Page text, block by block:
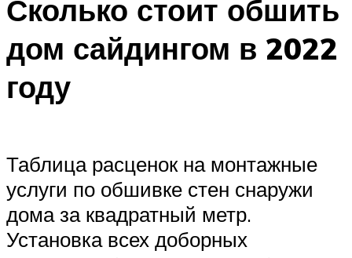
Сколько стоит обшить
дом сайдингом в 2022
году
Таблица расценок на монтажные
услуги по обшивке стен снаружи
дома за квадратный метр.
Установка всех доборных